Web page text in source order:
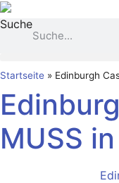
Zum
Inhalt
springen
Suche
Startseite » Edinburgh
MUSS